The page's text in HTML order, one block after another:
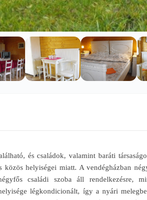
és családok, valamint baráti
helyiségei miatt. A vendégházban
családi szoba áll rendelkezésre,
légkondicionált, így a nyári